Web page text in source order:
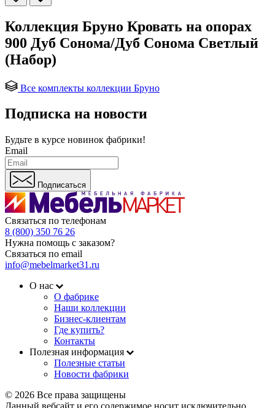
Коллекция Бруно Кровать на опорах
900 Дуб Сонома/Дуб Сонома Светлый
(Набор)
Все комплекты коллекции Бруно
Подписка на новости
Будьте в курсе новинок фабрики!
Email
Подписаться
Связаться по телефонам
8 (800) 350 76 26
Нужна помощь с заказом?
Связаться по email
info@mebelmarket31.ru
О нас
О фабрике
Наши коллекции
Бизнес-клиентам
Где купить?
Контакты
Полезная информация
Полезные статьи
Новости фабрики
© 2026 Все права защищены